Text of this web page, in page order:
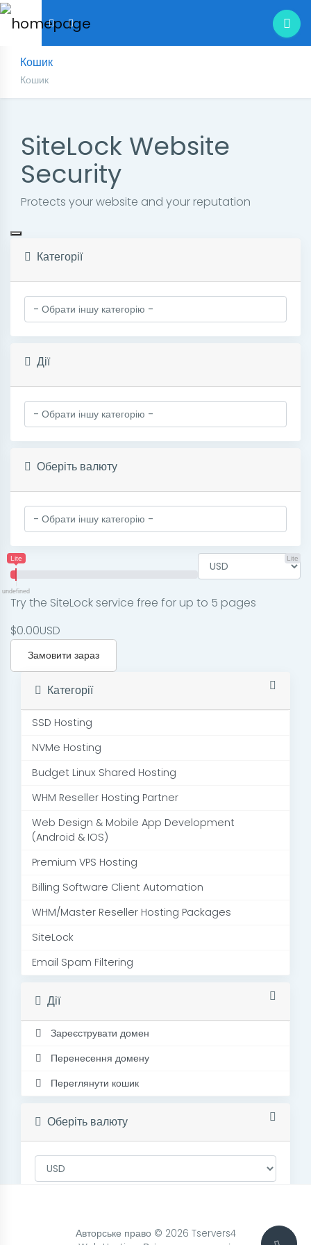
Кошик
Кошик
SiteLock Website
Security
Protects your website and your reputation
Категорії
Дії
Оберіть валюту
Lite
Lite
undefined
Try the SiteLock service free for up to 5 pages
$0.00USD
Замовити зараз
Категорії
SSD Hosting
NVMe Hosting
Budget Linux Shared Hosting
WHM Reseller Hosting Partner
Web Design & Mobile App Development
(Android & IOS)
Premium VPS Hosting
Billing Software Client Automation
WHM/Master Reseller Hosting Packages
SiteLock
Email Spam Filtering
Дії
Зареєструвати домен
Перенесення домену
Переглянути кошик
Оберіть валюту
Авторське право © 2026 Tservers4